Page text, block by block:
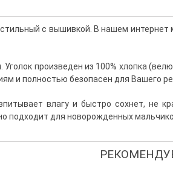
с вышивкой. В нашем
Уголок произведен из 100% хлопка
и полностью безопасен для Вашего
влагу и быстро сохнет, не
подходит для новорожденных